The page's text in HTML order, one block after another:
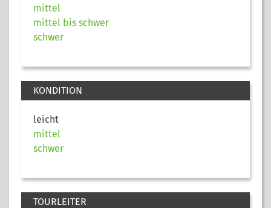
mittel
mittel bis schwer
schwer
KONDITION
leicht
mittel
schwer
TOURLEITER